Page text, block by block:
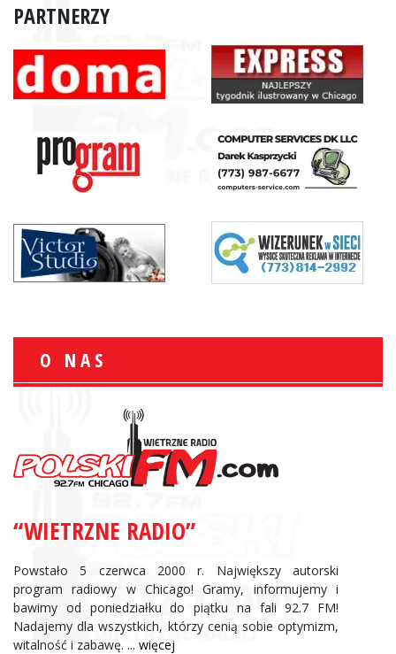
PARTNERZY
O NAS
“WIETRZNE RADIO”
Powstało 5 czerwca 2000 r. Największy autorski
program radiowy w Chicago! Gramy, informujemy i
bawimy od poniedziałku do piątku na fali 92.7 FM!
Nadajemy dla wszystkich, którzy cenią sobie optymizm,
witalność i zabawę. ... więcej